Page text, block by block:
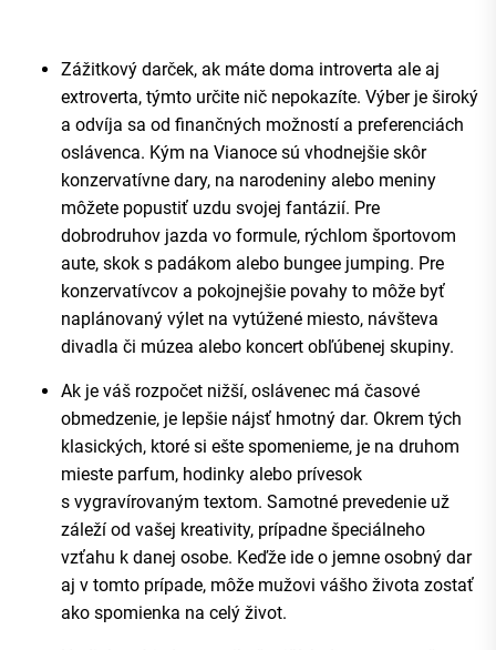
Zážitkový darček, ak máte doma introverta ale aj
extroverta, týmto určite nič nepokazíte. Výber je široký
a odvíja sa od finančných možností a preferenciách
oslávenca. Kým na Vianoce sú vhodnejšie skôr
konzervatívne dary, na narodeniny alebo meniny
môžete popustiť uzdu svojej fantázií. Pre
dobrodruhov jazda vo formule, rýchlom športovom
aute, skok s padákom alebo bungee jumping. Pre
konzervatívcov a pokojnejšie povahy to môže byť
naplánovaný výlet na vytúžené miesto, návšteva
divadla či múzea alebo koncert obľúbenej skupiny.
Ak je váš rozpočet nižší, oslávenec má časové
obmedzenie, je lepšie nájsť hmotný dar. Okrem tých
klasických, ktoré si ešte spomenieme, je na druhom
mieste parfum, hodinky alebo prívesok
s vygravírovaným textom. Samotné prevedenie už
záleží od vašej kreativity, prípadne špeciálneho
vzťahu k danej osobe. Keďže ide o jemne osobný dar
aj v tomto prípade, môže mužovi vášho života zostať
ako spomienka na celý život.